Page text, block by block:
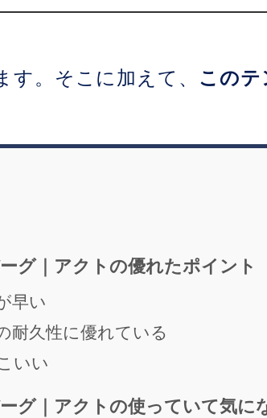
す。そこに加えて、 このテ
グ｜アクトの優れたポイント
早い
耐久性に優れている
いい
グ｜アクトの使っていて気に